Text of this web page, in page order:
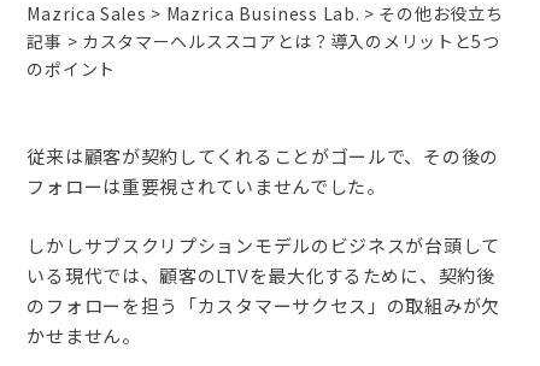
Mazrica Sales Mazrica Business Lab.
その他お役立ち
記事
カスタマーヘルススコアとは？導入のメリットと5つ
のポイント
従来は顧客が契約してくれることがゴールで、その後の
フォローは重要視されていませんでした。
しかしサブスクリプションモデルのビジネスが台頭して
いる現代では、顧客のLTVを最大化するために、契約後
のフォローを担う「カスタマーサクセス」の取組みが欠
かせません。